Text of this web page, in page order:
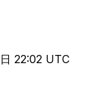
22:02 UTC